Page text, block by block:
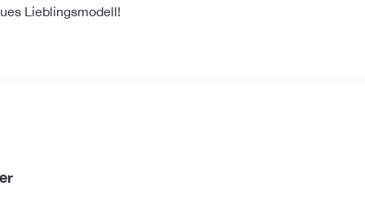
Lieblingsmodell!